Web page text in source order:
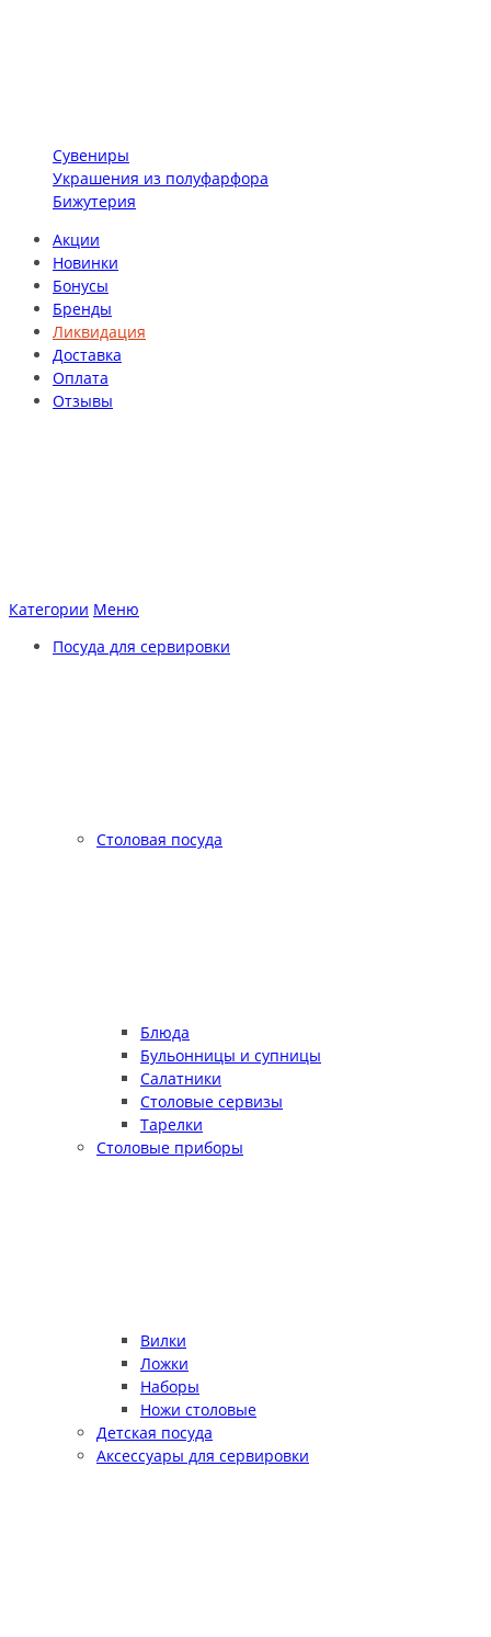
Сувениры
Украшения из полуфарфора
Бижутерия
Акции
Новинки
Бонусы
Бренды
Ликвидация
Доставка
Оплата
Отзывы
Категории Меню
Посуда для сервировки
Столовая посуда
Блюда
Бульонницы и супницы
Салатники
Столовые сервизы
Тарелки
Столовые приборы
Вилки
Ложки
Наборы
Ножи столовые
Детская посуда
Аксессуары для сервировки